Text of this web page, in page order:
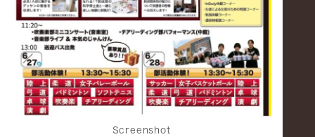
Screenshot